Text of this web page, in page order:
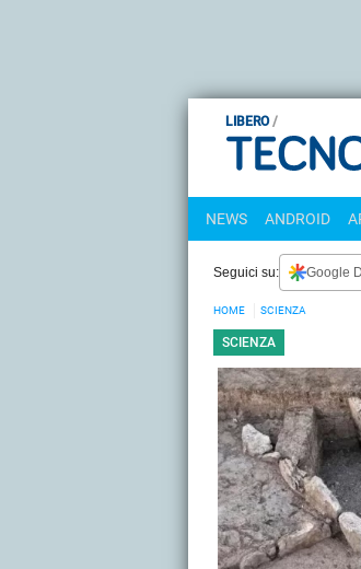
LIBERO
NEWS ANDROID
Seguici su: Google
HOME SCIENZA
SCIENZA